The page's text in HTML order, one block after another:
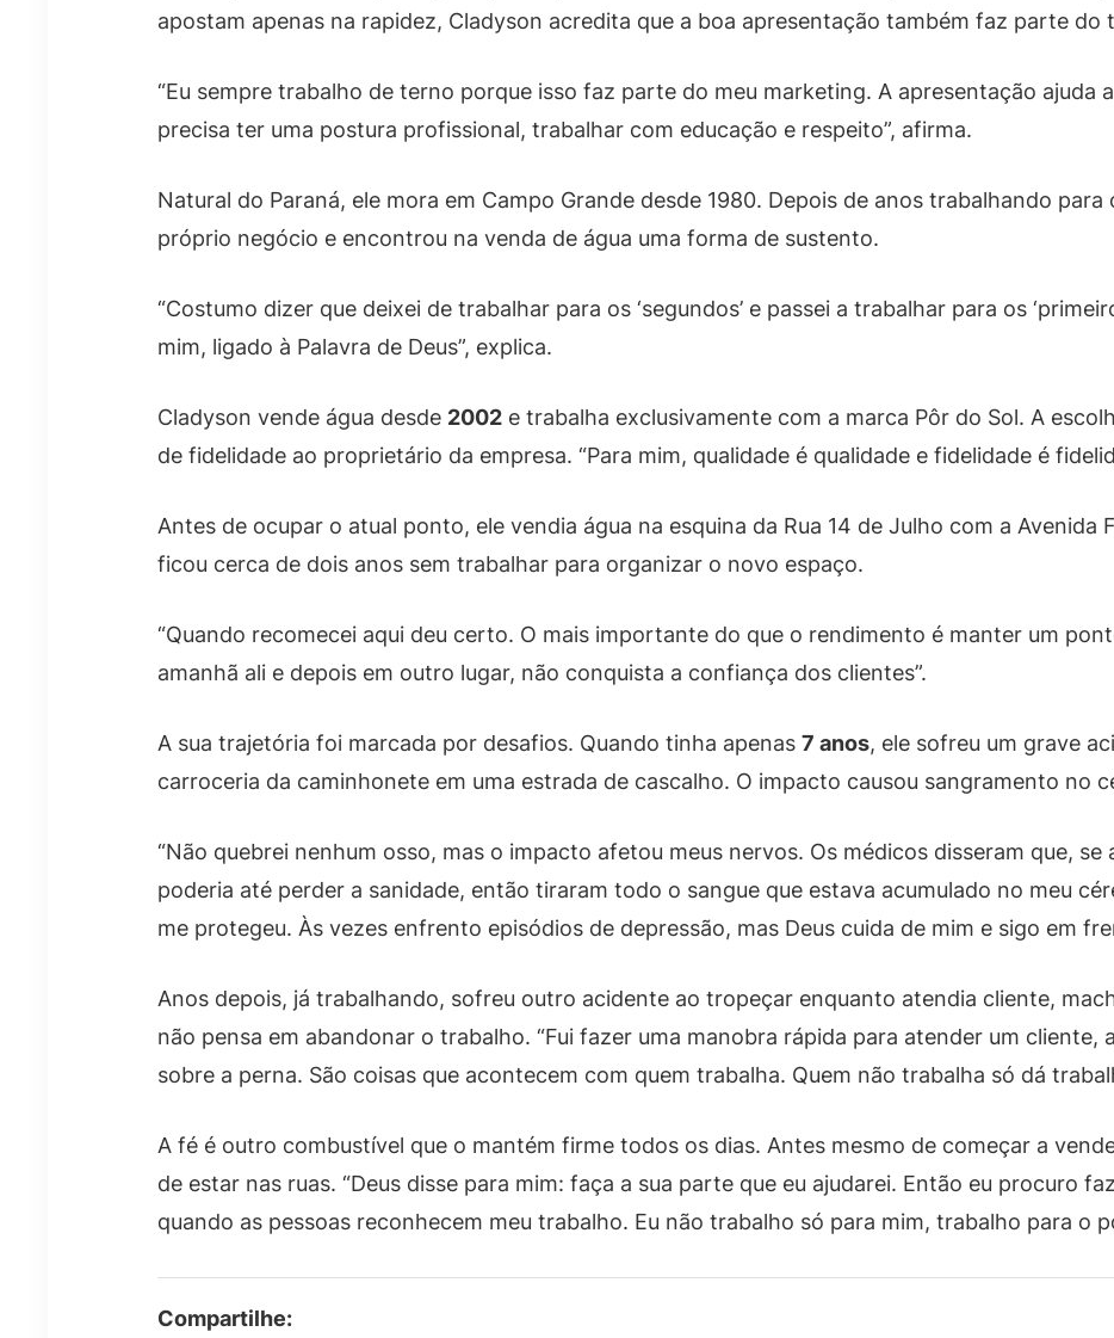
apostam apenas na rapidez, Cladyson acredita que a boa apresentação também faz parte do
“Eu sempre trabalho de terno porque isso faz parte do meu marketing. A apresentação ajuda
precisa ter uma postura profissional, trabalhar com educação e respeito”, afirma.
Natural do Paraná, ele mora em Campo Grande desde 1980. Depois de anos trabalhando
próprio negócio e encontrou na venda de água uma forma de sustento.
“Costumo dizer que deixei de trabalhar para os ‘segundos’ e passei a trabalhar para os
mim, ligado à Palavra de Deus”, explica.
Cladyson vende água desde 2002 e trabalha exclusivamente com a marca Pôr do Sol. A
de fidelidade ao proprietário da empresa. “Para mim, qualidade é qualidade e fidelidade é
Antes de ocupar o atual ponto, ele vendia água na esquina da Rua 14 de Julho com a Avenida
ficou cerca de dois anos sem trabalhar para organizar o novo espaço.
“Quando recomecei aqui deu certo. O mais importante do que o rendimento é manter um
amanhã ali e depois em outro lugar, não conquista a confiança dos clientes”.
A sua trajetória foi marcada por desafios. Quando tinha apenas 7 anos, ele sofreu um grave
carroceria da caminhonete em uma estrada de cascalho. O impacto causou sangramento no
“Não quebrei nenhum osso, mas o impacto afetou meus nervos. Os médicos disseram que,
poderia até perder a sanidade, então tiraram todo o sangue que estava acumulado no meu
me protegeu. Às vezes enfrento episódios de depressão, mas Deus cuida de mim e sigo em
Anos depois, já trabalhando, sofreu outro acidente ao tropeçar enquanto atendia cliente,
não pensa em abandonar o trabalho. “Fui fazer uma manobra rápida para atender um cliente,
sobre a perna. São coisas que acontecem com quem trabalha. Quem não trabalha só dá
A fé é outro combustível que o mantém firme todos os dias. Antes mesmo de começar a
de estar nas ruas. “Deus disse para mim: faça a sua parte que eu ajudarei. Então eu procuro
quando as pessoas reconhecem meu trabalho. Eu não trabalho só para mim, trabalho para o
Compartilhe: